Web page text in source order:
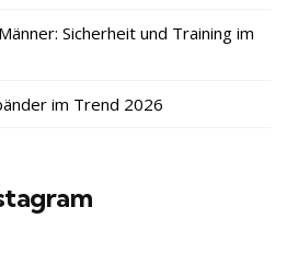
Sicherheit und Training im
im Trend 2026